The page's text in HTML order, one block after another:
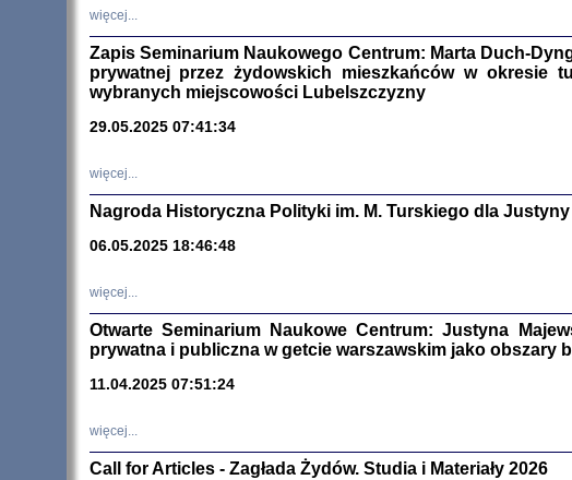
Warszawa
więcej...
Zapis Seminarium Naukowego Centrum: Marta Duch-
prywatnej przez żydowskich mieszkańców w okresie
wybranych miejscowości Lubelszczyzny
29.05.2025 07:41:34
więcej...
Nagroda Historyczna Polityki im. M. Turskiego dla
06.05.2025 18:46:48
więcej...
Otwarte Seminarium Naukowe Centrum: Justyna
prywatna i publiczna w getcie warszawskim jako obszary
11.04.2025 07:51:24
więcej...
Call for Articles - Zagłada Żydów. Studia i Materiały 2026